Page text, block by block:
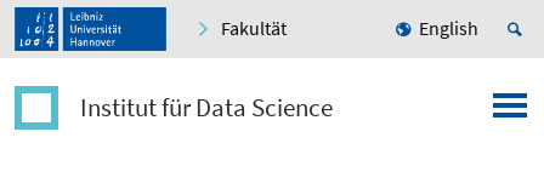
Fakultät English
Institut für Data Science